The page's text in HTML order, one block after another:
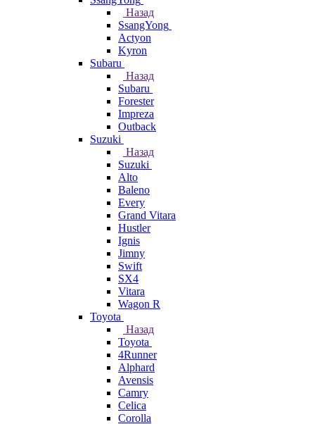
Назад
SsangYong
Actyon
Kyron
Subaru
Назад
Subaru
Forester
Impreza
Outback
Suzuki
Назад
Suzuki
Alto
Baleno
Every
Grand Vitara
Hustler
Ignis
Jimny
Swift
SX4
Vitara
Wagon R
Toyota
Назад
Toyota
4Runner
Alphard
Avensis
Camry
Celica
Corolla